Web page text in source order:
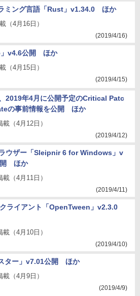
ミング言語「Rust」v1.34.0 ほか
（4月16日）
(2019/4/16)
」v4.6公開 ほか
（4月15日）
(2019/4/15)
2019年4月に公開予定のCritical Patc
の事前情報を公開 ほか
載（4月12日）
(2019/4/12)
ウザー「Sleipnir 6 for Windows」v
開 ほか
載（4月11日）
(2019/4/11)
ライアント「OpenTween」v2.3.0
載（4月10日）
(2019/4/10)
スター」v7.01公開 ほか
載（4月9日）
(2019/4/9)